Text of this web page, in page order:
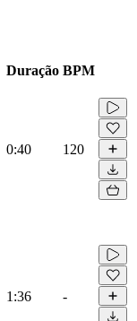
Duração BPM
0:40 120
1:36 -